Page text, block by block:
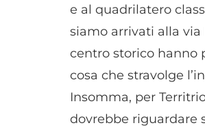
e al quadrilatero
siamo arrivati alla via
centro storico hanno
cosa che stravolge
Insomma, per
dovrebbe riguardare